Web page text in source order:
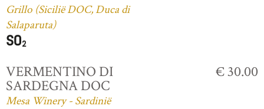
Grillo (Sicilië DOC, Duca di
Salaparuta)
VERMENTINO DI
SARDEGNA DOC
Mesa Winery - Sardinië
€ 30.00